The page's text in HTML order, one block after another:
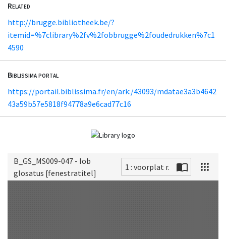
Related
http://brugge.bibliotheek.be/?
itemid=%7clibrary%2fv%2fobbrugge%2foudedrukken%7c1
4590
Biblissima portal
https://portail.biblissima.fr/en/ark:/43093/mdatae3a3b4642
43a59b57e5818f94778a9e6cad77c16
B_GS_MS009-047 - Iob
glosatus [fenestratitel]
1 : voorplat r.